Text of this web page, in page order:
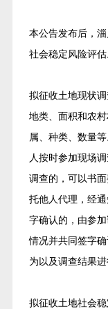
本公告发布后，
社会稳定风险评估
拟征收土地现状
地类、面积和农
属、种类、数量
人按时参加现场
调查的，可以书
托他人代理，经
字确认的，由参
情况并共同签字
为以及调查结果进
拟征收土地社会